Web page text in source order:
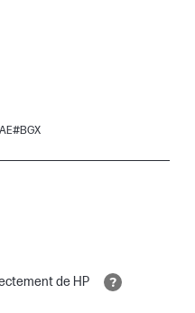
de HP